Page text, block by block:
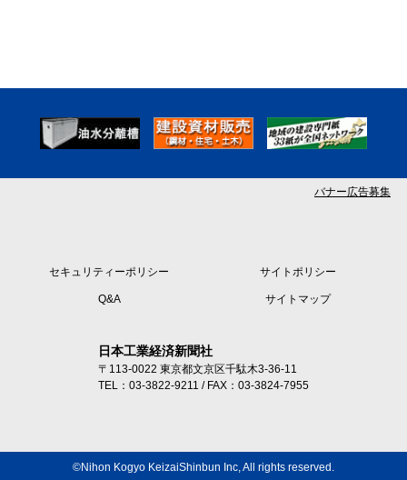
バナー広告募集
セキュリティーポリシー サイトポリシー
Q&A サイトマップ
日本工業経済新聞社
〒113-0022 東京都文京区千駄木3-36-11
TEL：03-3822-9211 / FAX：03-3824-7955
©Nihon Kogyo KeizaiShinbun Inc, All rights reserved.